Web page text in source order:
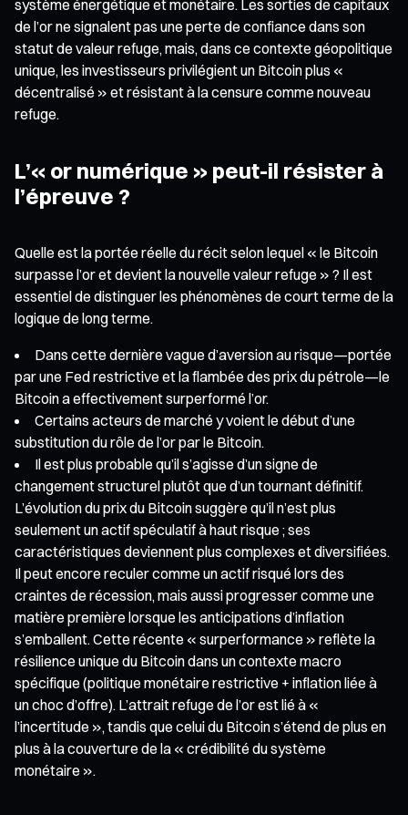
système énergétique et monétaire. Les sorties de capitaux
de l’or ne signalent pas une perte de confiance dans son
statut de valeur refuge, mais, dans ce contexte géopolitique
unique, les investisseurs privilégient un Bitcoin plus «
décentralisé » et résistant à la censure comme nouveau
refuge.
L’« or numérique » peut-il résister à
l’épreuve ?
Quelle est la portée réelle du récit selon lequel « le Bitcoin
surpasse l’or et devient la nouvelle valeur refuge » ? Il est
essentiel de distinguer les phénomènes de court terme de la
logique de long terme.
Dans cette dernière vague d’aversion au risque—portée
par une Fed restrictive et la flambée des prix du pétrole—le
Bitcoin a effectivement surperformé l’or.
Certains acteurs de marché y voient le début d’une
substitution du rôle de l’or par le Bitcoin.
Il est plus probable qu’il s’agisse d’un signe de
changement structurel plutôt que d’un tournant définitif.
L’évolution du prix du Bitcoin suggère qu’il n’est plus
seulement un actif spéculatif à haut risque ; ses
caractéristiques deviennent plus complexes et diversifiées.
Il peut encore reculer comme un actif risqué lors des
craintes de récession, mais aussi progresser comme une
matière première lorsque les anticipations d’inflation
s’emballent. Cette récente « surperformance » reflète la
résilience unique du Bitcoin dans un contexte macro
spécifique (politique monétaire restrictive + inflation liée à
un choc d’offre). L’attrait refuge de l’or est lié à «
l’incertitude », tandis que celui du Bitcoin s’étend de plus en
plus à la couverture de la « crédibilité du système
monétaire ».